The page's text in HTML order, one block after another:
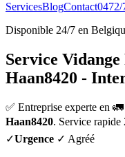
ServicesBlogContact0472/
Disponible 24/7 en
Service Vidange
Haan8420 -
✅ Entreprise experte en 🚛
Haan8420. Service
✓Urgence ✓ Agréé